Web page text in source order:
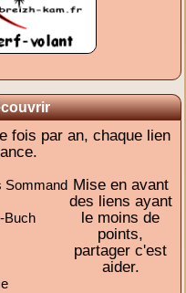
fois par an, chaque lien
Sommand
Buch
Mise en avant
des liens ayant
le moins de
points,
partager c'est
aider.